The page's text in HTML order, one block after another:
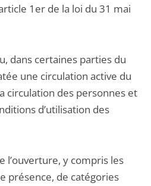
1er de la loi du 31 mai
dans certaines parties du
une circulation active du
circulation des personnes et
d’utilisation des
y compris les
présence, de catégories